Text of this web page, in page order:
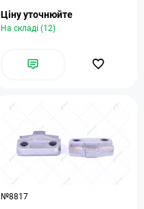
Ціну уточнюйте
На складі (12)
№8817